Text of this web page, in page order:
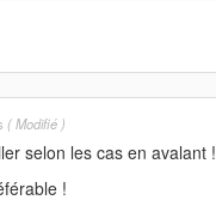
( Modifié )
selon les cas en avalant !
!